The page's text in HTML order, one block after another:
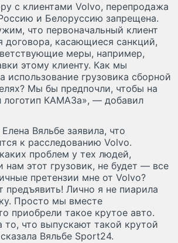
с клиентами Volvo, перепродажа
и Белоруссию запрещена.
что первоначальный клиент
договора, касающиеся санкций,
меры, например,
этому клиенту. Как мы
использование грузовика сборной
Мы бы предпочли, чтобы на
логотип КАМАЗа», — добавил
Вяльбе заявила, что
к расследованию Volvo.
проблем у тех людей,
нам этот грузовик, не будет — все
претензии мне от Volvo?
предъявить! Лично я не пиарила
Просто мы вместе
приобрели такое крутое авто.
то, что выпускают такой крутой
Вяльбе Sport24.